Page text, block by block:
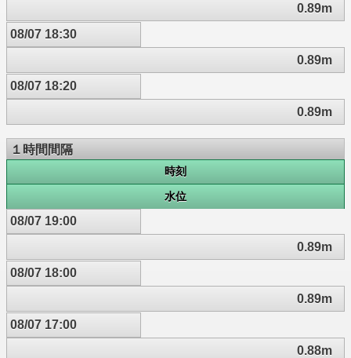
0.89m
08/07 18:30
0.89m
08/07 18:20
0.89m
１時間間隔
時刻
水位
08/07 19:00
0.89m
08/07 18:00
0.89m
08/07 17:00
0.88m